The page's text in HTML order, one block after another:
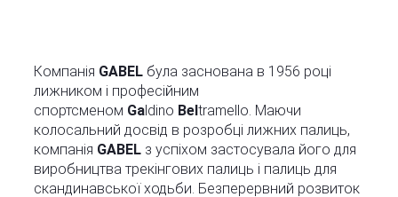
Компанія GABEL була заснована в 1956 році
лижником і професійним
спортсменом Galdino Beltramello. Маючи
колосальний досвід в розробці лижних палиць,
компанія GABEL з успіхом застосувала його для
виробництва трекінгових палиць і палиць для
скандинавської ходьби. Безперервний розвиток